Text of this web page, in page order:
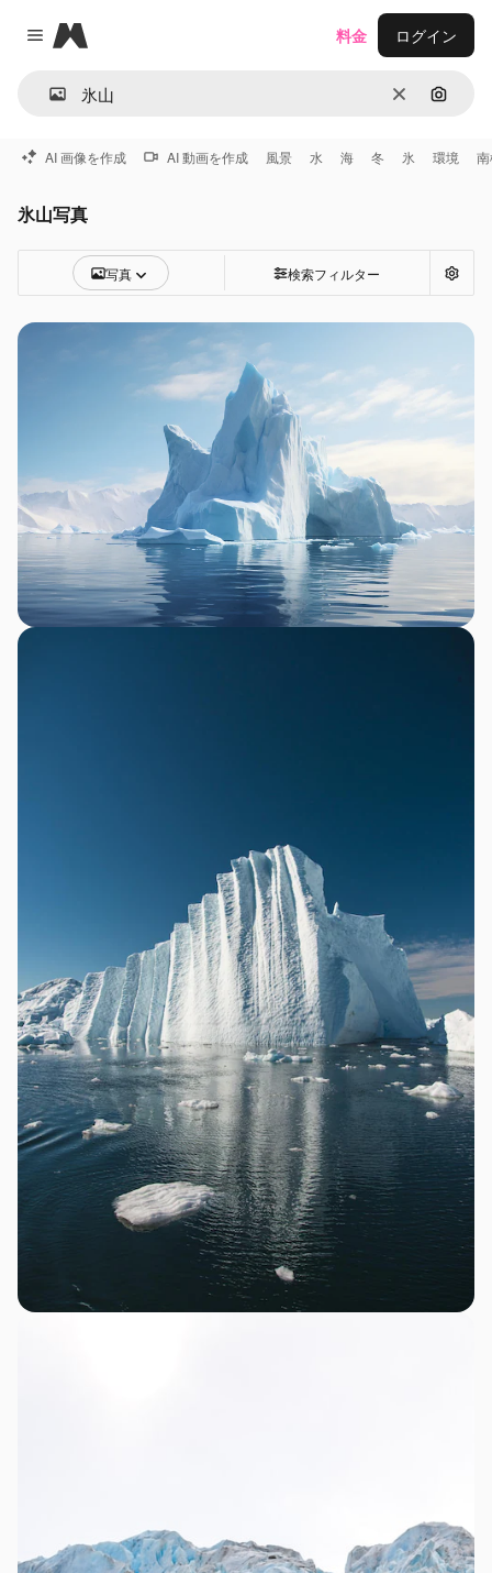
Close menu
Magnific
消去 画像で
料金 ログイン
AI 画像を作成 AI 動画を作成 風景 水 海 冬 氷 環境
氷山写真
写真 検索フィルター